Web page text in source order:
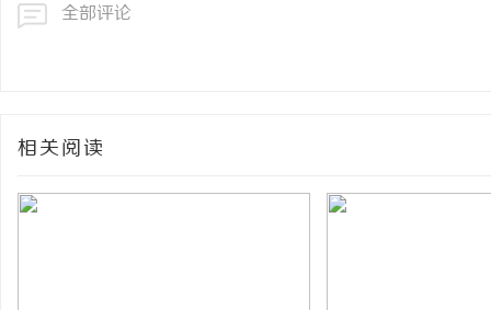
全部评论
相关阅读